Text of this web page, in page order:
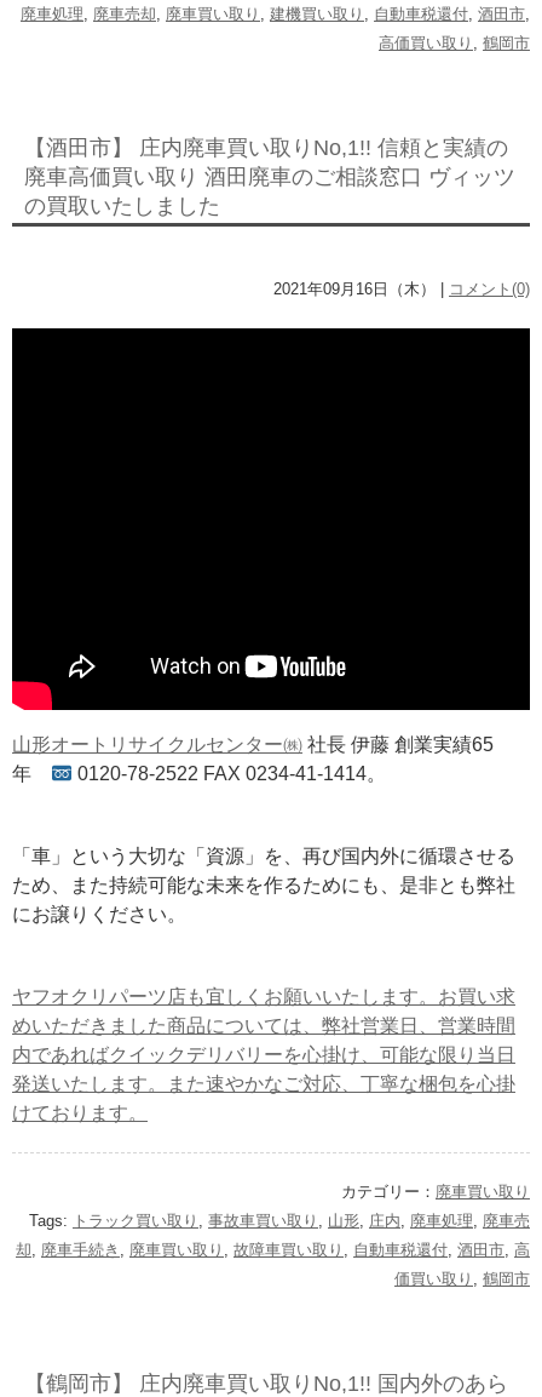
廃車処理
廃車売却 廃車買い取り 建機買い取り 自動車税還付 酒田市
高価買い取り
鶴岡市
【酒田市】 庄内廃車買い取りNo,1!! 信頼と実績の
廃車高価買い取り 酒田廃車のご相談窓口 ヴィッツ
の買取いたしました
2021年09月16日（木） | コメント(0)
山形オートリサイクルセンター㈱ 社長 伊藤 創業実績65
年
0120-78-2522 FAX 0234-41-1414。
「車」という大切な「資源」を、再び国内外に循環させる
ため、また持続可能な未来を作るためにも、是非とも弊社
にお譲りください。
ヤフオクリパーツ店も宜しくお願いいたします。お買い求
めいただきました商品については、弊社営業日、営業時間
内であればクイックデリバリーを心掛け、可能な限り当日
発送いたします。また速やかなご対応、丁寧な梱包を心掛
けております。
カテゴリー： 廃車買い取り
Tags:
トラック買い取り 事故車買い取り 山形 庄内 廃車処理
廃車売
却
廃車手続き 廃車買い取り 故障車買い取り 自動車税還付 酒田市 高
価買い取り
鶴岡市
【鶴岡市】 庄内廃車買い取りNo,1!! 国内外のあら